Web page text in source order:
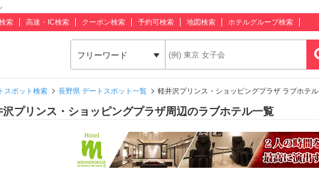
索 高速・IC検索 クーポン検索 予約可検索 地図検索 ホテルグループ検索
フリーワード
スポット検索 長野県 デートスポット一覧 軽井沢プリンス・ショッピングプラザ ラブホテル
沢プリンス・ショッピングプラザ周辺のラブホテル一覧